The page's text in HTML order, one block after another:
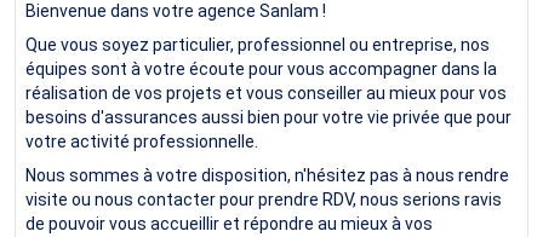
Bienvenue dans votre agence Sanlam !
Que vous soyez particulier, professionnel ou entreprise, nos
équipes sont à votre écoute pour vous accompagner dans la
réalisation de vos projets et vous conseiller au mieux pour vos
besoins d'assurances aussi bien pour votre vie privée que pour
votre activité professionnelle.
Nous sommes à votre disposition, n'hésitez pas à nous rendre
visite ou nous contacter pour prendre RDV, nous serions ravis
de pouvoir vous accueillir et répondre au mieux à vos